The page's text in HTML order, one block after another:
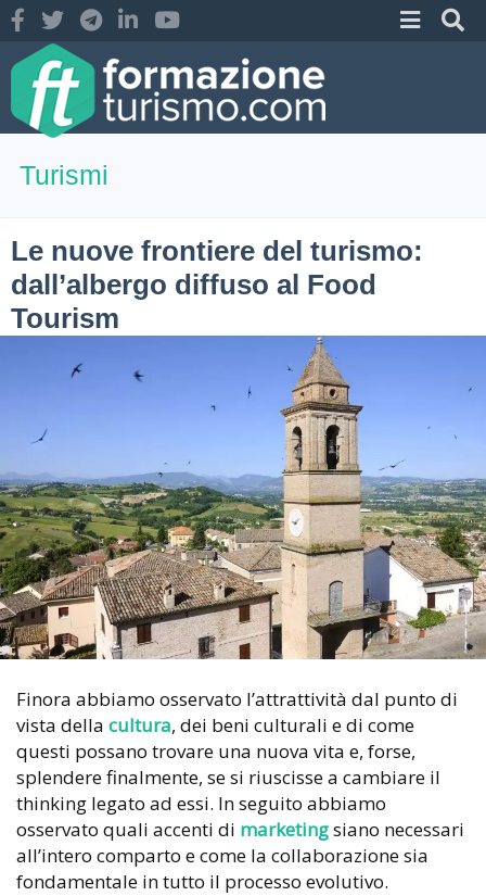
Turismi
Le nuove frontiere del turismo:
dall’albergo diffuso al Food
Tourism
Finora abbiamo osservato l’attrattività dal punto di
vista della cultura, dei beni culturali e di come
questi possano trovare una nuova vita e, forse,
splendere finalmente, se si riuscisse a cambiare il
thinking legato ad essi. In seguito abbiamo
osservato quali accenti di marketingsiano necessari
all’intero comparto e come la collaborazione sia
fondamentale in tutto il processo evolutivo.